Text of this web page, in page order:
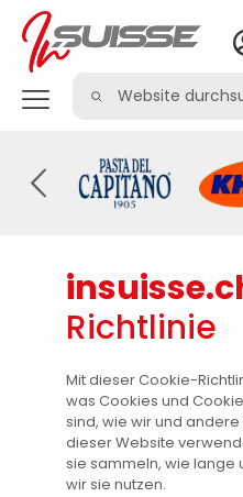
Richtlinie
Mit dieser Cookie-
was Cookies und
sind, wie wir und
dieser Website
sie sammeln, wie lange
wir sie nutzen.